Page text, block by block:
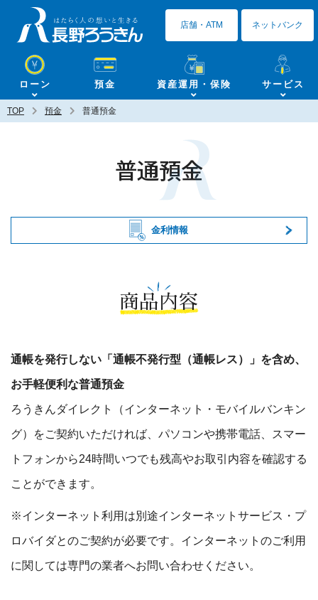
ローン 預金 資産運用・保険 サービス
店舗・ATM ネットバンク
TOP 預金 普通預金
普通預金
金利情報
商品内容
通帳を発行しない「通帳不発行型（通帳レス）」を含め、
お手軽便利な普通預金
ろうきんダイレクト（インターネット・モバイルバンキン
グ）をご契約いただければ、パソコンや携帯電話、スマー
トフォンから24時間いつでも残高やお取引内容を確認する
ことができます。
※インターネット利用は別途インターネットサービス・プ
ロバイダとのご契約が必要です。インターネットのご利用
に関しては専門の業者へお問い合わせください。